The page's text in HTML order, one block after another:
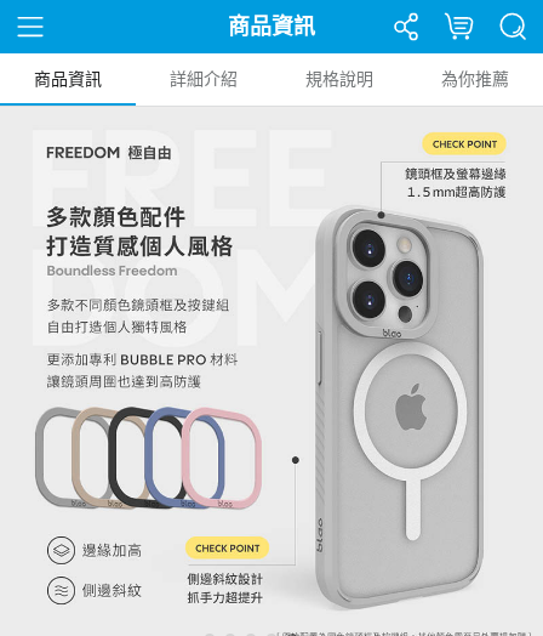
商品資訊
商品資訊 詳細介紹 規格說明 為你推薦